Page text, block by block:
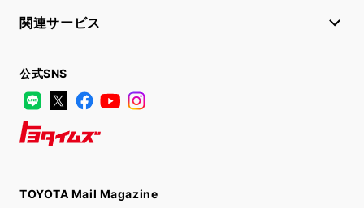
関連サービス
公式SNS
LINE
X FacebookYouTube
TOYOTA Mail Magazine